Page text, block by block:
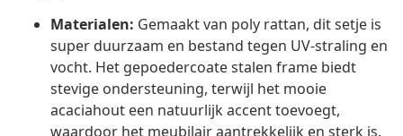
Materialen: Gemaakt van poly rattan, dit setje is
super duurzaam en bestand tegen UV-straling en
vocht. Het gepoedercoate stalen frame biedt
stevige ondersteuning, terwijl het mooie
acaciahout een natuurlijk accent toevoegt,
waardoor het meubilair aantrekkelijk en sterk is.